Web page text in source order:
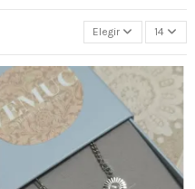
Elegir 14